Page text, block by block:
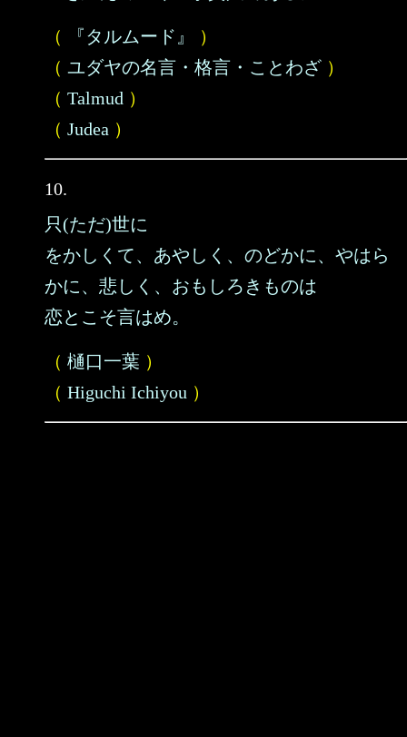
（ 『タルムード』
）
（ ユダヤの名言・格言・ことわざ ）
（ Talmud ）
（ Judea ）
10.
只(ただ)世に
をかしくて、あやしく、のどかに、やはら
かに、悲しく、おもしろきものは
恋とこそ言はめ。
（ 樋口一葉 ）
（ Higuchi Ichiyou ）